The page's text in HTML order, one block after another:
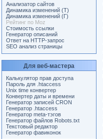
Анализатор сайтов
Динамика изменений (Т)
Динамика изменений (Г)
Рейтинг по Moz
Стоимость ссылки
Генератор описаний
Ответ на HTTP-запрос
SEO анализ страницы
Для веб-мастера
Калькулятор прав доступа
Пароль для .htaccess
Unix time конвертер
Конвертер даты и времени
Генератор записей CRON
Генератор .htaccess
Генератор meta-тэгов
Генератор файлов Robots.txt
Текстовый редактор
Генератор фавиконок